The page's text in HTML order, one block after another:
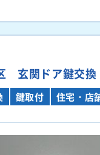
玄関ドア鍵交換
鍵取付 住宅・店